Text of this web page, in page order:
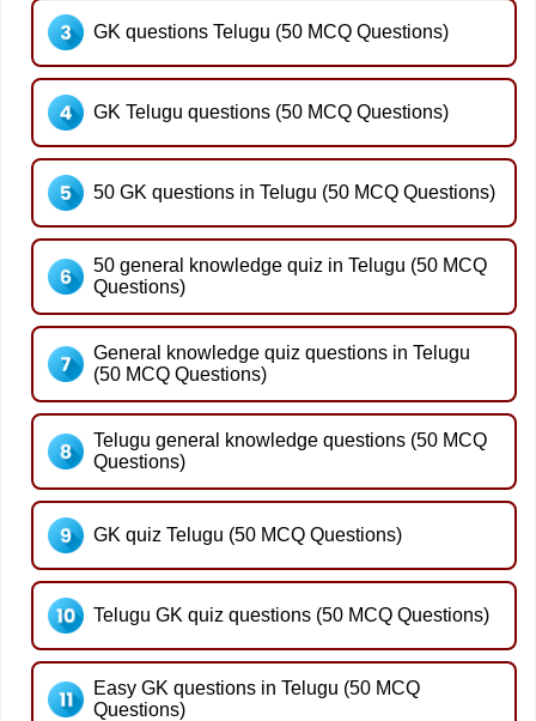
GK questions Telugu (50 MCQ Questions)
GK Telugu questions (50 MCQ Questions)
50 GK questions in Telugu (50 MCQ Questions)
50 general knowledge quiz in Telugu (50 MCQ
Questions)
General knowledge quiz questions in Telugu
(50 MCQ Questions)
Telugu general knowledge questions (50 MCQ
Questions)
GK quiz Telugu (50 MCQ Questions)
Telugu GK quiz questions (50 MCQ Questions)
Easy GK questions in Telugu (50 MCQ
Questions)